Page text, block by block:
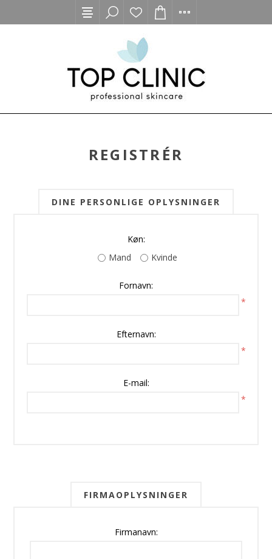
REGISTRÉR
DINE PERSONLIGE OPLYSNINGER
Køn:
Mand
Kvinde
Fornavn:
*
Efternavn:
*
E-mail:
*
FIRMAOPLYSNINGER
Firmanavn: